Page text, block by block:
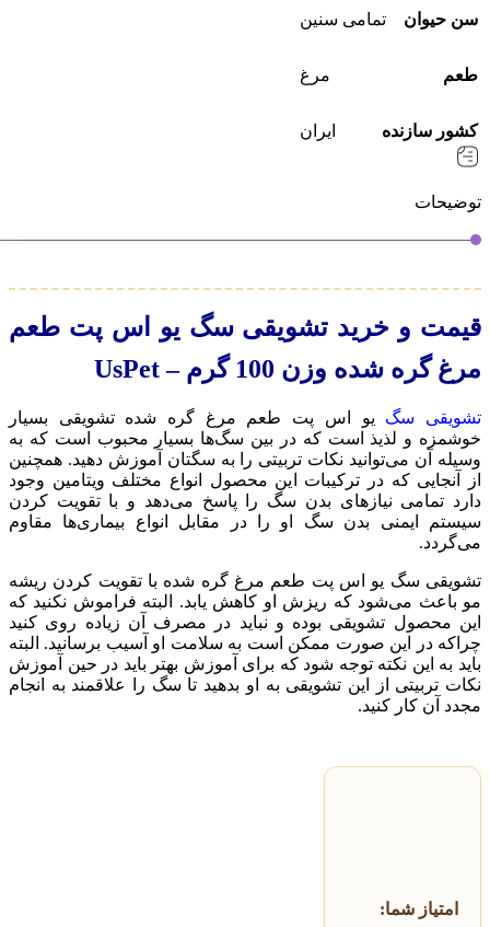
سن حیوان تمامی سنین
طعم مرغ
کشور سازنده ایران
توضیحات
قیمت و خرید تشویقی سگ یو اس پت طعم
مرغ گره شده وزن 100 گرم – UsPet
تشویقی سگ یو اس پت طعم مرغ گره شده تشویقی بسیار
خوشمزه و لذیذ است که در بین سگ‌ها بسیار محبوب است که به
وسیله آن می‌توانید نکات تربیتی را به سگتان آموزش دهید. همچنین
از آنجایی که در ترکیبات این محصول انواع مختلف ویتامین وجود
دارد تمامی نیازهای بدن سگ را پاسخ می‌دهد و با تقویت کردن
سیستم ایمنی بدن سگ او را در مقابل انواع بیماری‌ها مقاوم
می‌گردد.
تشویقی سگ یو اس پت طعم مرغ گره شده با تقویت کردن ریشه
مو باعث می‌شود که ریزش او کاهش یابد. البته فراموش نکنید که
این محصول تشویقی بوده و نباید در مصرف آن زیاده روی کنید
چراکه در این صورت ممکن است به سلامت او آسیب برسانید. البته
باید به این نکته توجه شود که برای آموزش بهتر باید در حین آموزش
نکات تربیتی از این تشویقی به او بدهید تا سگ را علاقمند به انجام
مجدد آن کار کنید.
امتیاز شما: